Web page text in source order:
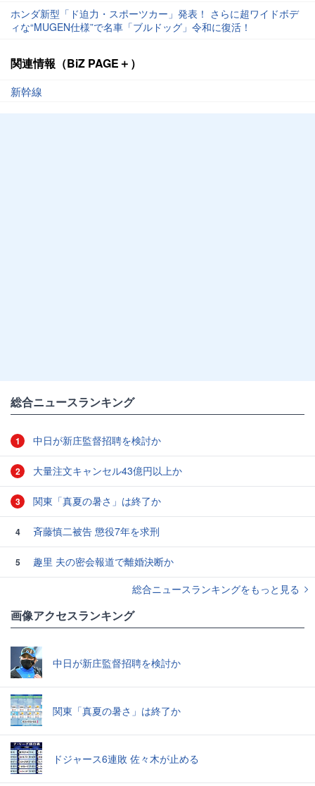
ホンダ新型「ド迫力・スポーツカー」発表！ さらに超ワイドボデ
ィな“MUGEN仕様”で名車「ブルドッグ」令和に復活！
関連情報（BiZ PAGE＋）
新幹線
総合ニュースランキング
1 中日が新庄監督招聘を検討か
2 大量注文キャンセル43億円以上か
3 関東「真夏の暑さ」は終了か
4 斉藤慎二被告 懲役7年を求刑
5
趣里 夫の密会報道で離婚決断か
総合ニュースランキングをもっと見る
画像アクセスランキング
中日が新庄監督招聘を検討か
関東「真夏の暑さ」は終了か
ドジャース6連敗 佐々木が止める